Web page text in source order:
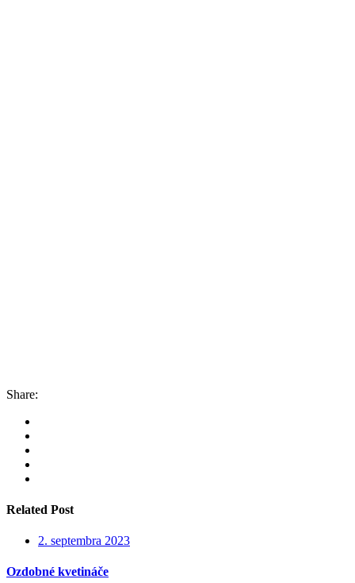
Share:
Related Post
2. septembra 2023
Ozdobné kvetináče